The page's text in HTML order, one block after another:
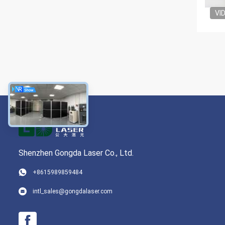
Shenzhen Gongda Laser Co., Ltd.
+8615989859484
intl_sales@gongdalaser.com